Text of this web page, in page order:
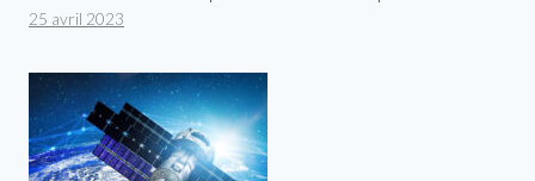
25 avril 2023